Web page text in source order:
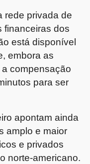
rede privada de
financeiras dos
está disponível
embora as
compensação
para ser
apontam ainda
amplo e maior
e privados
norte-americano.